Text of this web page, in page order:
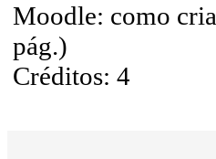
Moodle: como
pág.)
Créditos: 4